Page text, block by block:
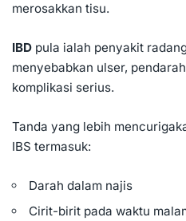
merosakkan tisu.
IBD pula ialah penyakit
menyebabkan ulser,
komplikasi serius.
Tanda yang lebih
IBS termasuk:
Darah dalam najis
Cirit-birit pada waktu